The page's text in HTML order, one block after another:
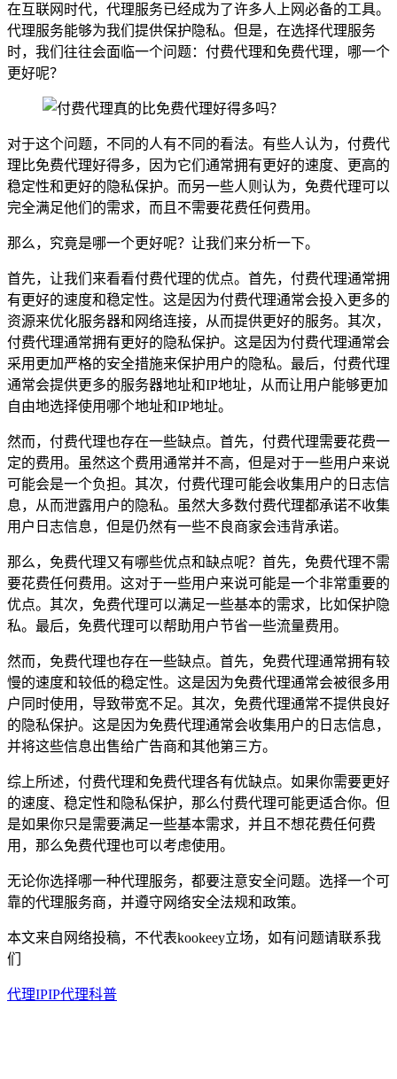
在互联网时代，代理服务已经成为了许多人上网必备的工具。
代理服务能够为我们提供保护隐私。但是，在选择代理服务
时，我们往往会面临一个问题：付费代理和免费代理，哪一个
更好呢？
对于这个问题，不同的人有不同的看法。有些人认为，付费代
理比免费代理好得多，因为它们通常拥有更好的速度、更高的
稳定性和更好的隐私保护。而另一些人则认为，免费代理可以
完全满足他们的需求，而且不需要花费任何费用。
那么，究竟是哪一个更好呢？让我们来分析一下。
首先，让我们来看看付费代理的优点。首先，付费代理通常拥
有更好的速度和稳定性。这是因为付费代理通常会投入更多的
资源来优化服务器和网络连接，从而提供更好的服务。其次，
付费代理通常拥有更好的隐私保护。这是因为付费代理通常会
采用更加严格的安全措施来保护用户的隐私。最后，付费代理
通常会提供更多的服务器地址和IP地址，从而让用户能够更加
自由地选择使用哪个地址和IP地址。
然而，付费代理也存在一些缺点。首先，付费代理需要花费一
定的费用。虽然这个费用通常并不高，但是对于一些用户来说
可能会是一个负担。其次，付费代理可能会收集用户的日志信
息，从而泄露用户的隐私。虽然大多数付费代理都承诺不收集
用户日志信息，但是仍然有一些不良商家会违背承诺。
那么，免费代理又有哪些优点和缺点呢？首先，免费代理不需
要花费任何费用。这对于一些用户来说可能是一个非常重要的
优点。其次，免费代理可以满足一些基本的需求，比如保护隐
私。最后，免费代理可以帮助用户节省一些流量费用。
然而，免费代理也存在一些缺点。首先，免费代理通常拥有较
慢的速度和较低的稳定性。这是因为免费代理通常会被很多用
户同时使用，导致带宽不足。其次，免费代理通常不提供良好
的隐私保护。这是因为免费代理通常会收集用户的日志信息，
并将这些信息出售给广告商和其他第三方。
综上所述，付费代理和免费代理各有优缺点。如果你需要更好
的速度、稳定性和隐私保护，那么付费代理可能更适合你。但
是如果你只是需要满足一些基本需求，并且不想花费任何费
用，那么免费代理也可以考虑使用。
无论你选择哪一种代理服务，都要注意安全问题。选择一个可
靠的代理服务商，并遵守网络安全法规和政策。
本文来自网络投稿，不代表kookeey立场，如有问题请联系我
们
代理IPIP代理科普